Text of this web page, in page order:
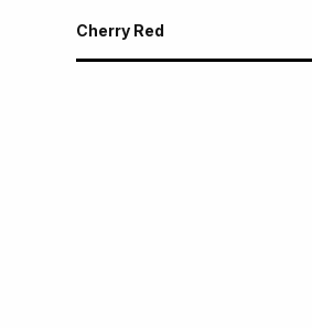
Cherry Red